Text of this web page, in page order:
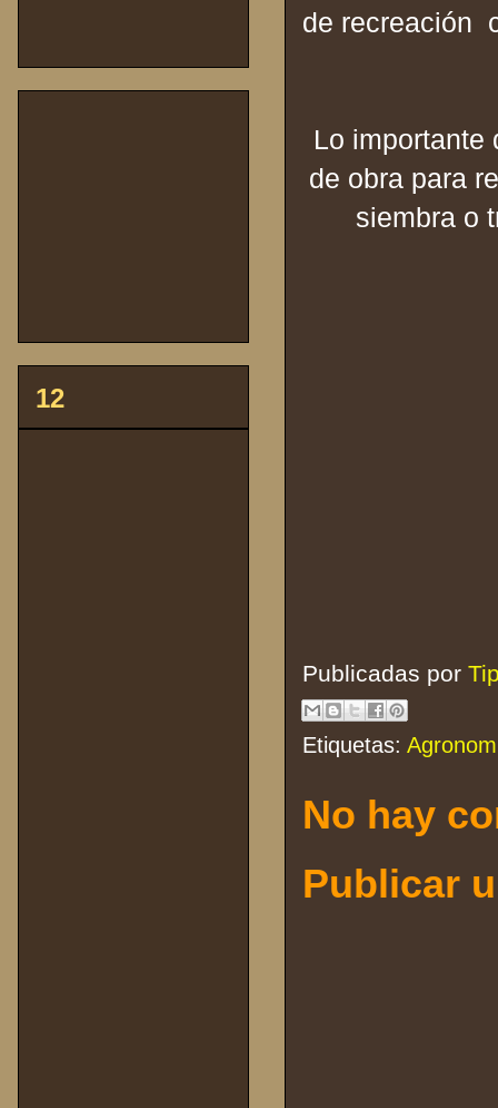
de recreación
Lo importante
de obra para
siembra o
Publicadas por
Etiquetas:
No hay
Publicar
12